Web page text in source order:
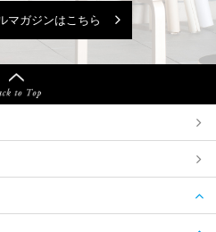
マガジンはこちら